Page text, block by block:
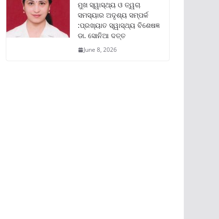
ମୁଖ ସ୍ୱାସ୍ଥ୍ୟ ଓ ତ୍ୱଚା
ସମସ୍ୟାର ଅଦୃଶ୍ୟ ସମ୍ପର୍କ
:ପ୍ରଖ୍ୟାତ ସ୍ୱାସ୍ଥ୍ୟ ବିଶେଷଜ୍ଞ
ଡା. ସୋନିଆ ଦତ୍ତ
June 8, 2026